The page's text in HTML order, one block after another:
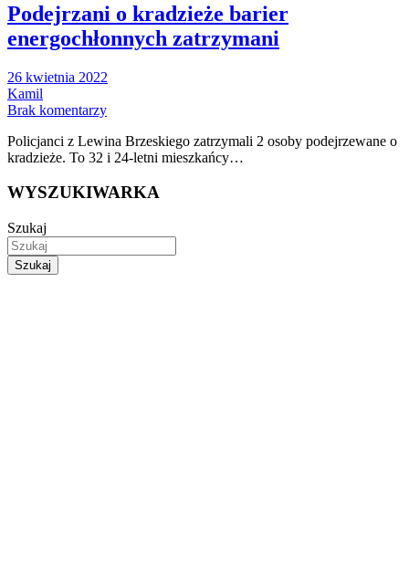
Podejrzani o kradzieże barier
energochłonnych zatrzymani
26 kwietnia 2022
Kamil
Brak komentarzy
Policjanci z Lewina Brzeskiego zatrzymali 2 osoby podejrzewane o
kradzieże. To 32 i 24-letni mieszkańcy…
WYSZUKIWARKA
Szukaj
Szukaj